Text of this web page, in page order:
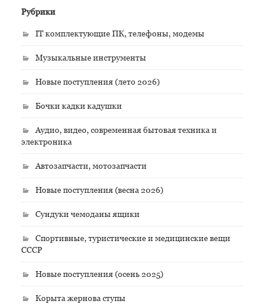
Рубрики
IT комплектующие ПК, телефоны, модемы
Музыкальные инструменты
Новые поступления (лето 2026)
Бочки кадки кадушки
Аудио, видео, современная бытовая техника и
электроника
Автозапчасти, мотозапчасти
Новые поступления (весна 2026)
Сундуки чемоданы ящики
Спортивные, туристические и медицинские вещи
СССР
Новые поступления (осень 2025)
Корыта жернова ступы